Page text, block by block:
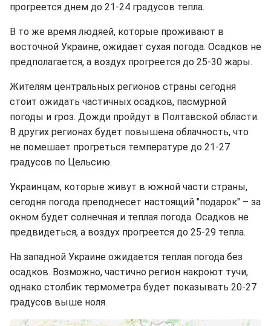
прогреется днем до 21-24 градусов тепла.
В то же время людяей, которые проживают в
восточной Украине, ожидает сухая погода. Осадков не
предполагается, а воздух прогреется до 25-30 жары.
Жителям центральных регионов страны сегодня
стоит ожидать частичных осадков, пасмурной
погоды и гроз. Дожди пройдут в Полтавской области.
В других регионах будет повышена облачность, что
не помешает прогреться температуре до 21-27
градусов по Цельсию.
Украинцам, которые живут в южной части страны,
сегодня погода преподнесет настоящий "подарок" – за
окном будет солнечная и теплая погода. Осадков не
предвидеться, а воздух прогреется до 25-29 тепла.
На западной Украине ожидается теплая погода без
осадков. Возможно, частично регион накроют тучи,
однако столбик термометра будет показывать 20-27
градусов выше ноля.